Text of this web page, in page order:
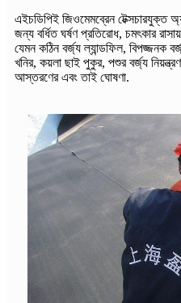
এইচডিপিই জিওমেমব্রেন টেক্সচারযুক্ত
জন্য বর্ধিত ঘর্ষণ প্রতিরোধ, চমৎকার
যেমন কঠিন বর্জ্য ল্যান্ডফিল, বিপজ্জনক
খনির, কয়লা ছাই পুকুর, পশুর বর্জ্য
আস্তরণের এবং তাই ঘোষণা.